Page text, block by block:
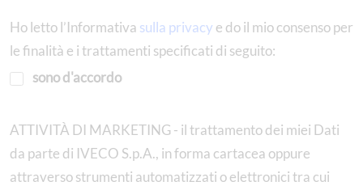
Ho letto l’Informativa sulla privacy e do il mio consenso per
le finalità e i trattamenti specificati di seguito:
sono d'accordo
ATTIVITÀ DI MARKETING - il trattamento dei miei Dati
da parte di IVECO S.p.A., in forma cartacea oppure
attraverso strumenti automatizzati o elettronici tra cui